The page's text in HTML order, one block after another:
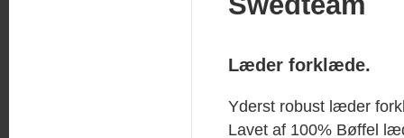
Læder forklæde.
Yderst robust læder
Lavet af 100% Bøffel